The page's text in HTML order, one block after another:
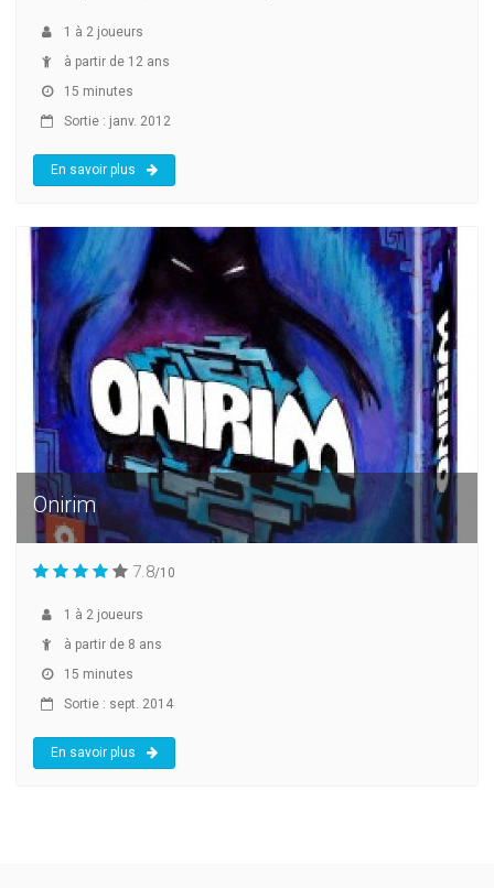
1 à 2 joueurs
à partir de 12 ans
15 minutes
Sortie : janv. 2012
En savoir plus
Onirim
7.8/10
1 à 2 joueurs
à partir de 8 ans
15 minutes
Sortie : sept. 2014
En savoir plus